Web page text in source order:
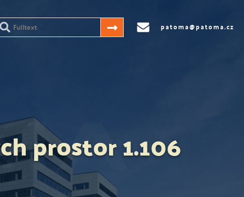
patoma@patoma.cz
prostor 1.106